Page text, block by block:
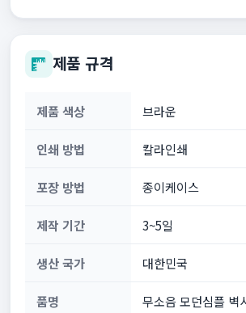
제품 규격
제품 색상 브라운
인쇄 방법 칼라인쇄
포장 방법 종이케이스
제작 기간 3~5일
생산 국가 대한민국
품명 무소음 모던심플 벽